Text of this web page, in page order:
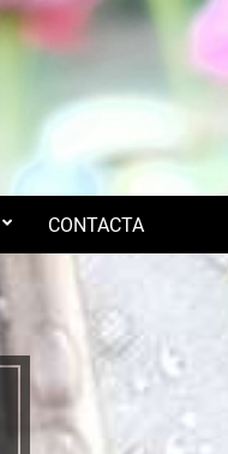
CONTACTA